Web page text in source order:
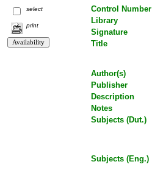
select
print
Control Number
Library
Signature
Title
Author(s)
Publisher
Description
Notes
Subjects (Dut.)
Subjects (Eng.)